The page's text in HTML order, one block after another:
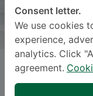
Dr.
Consent letter.
We use cookies
experience,
analytics. Click
agreement.